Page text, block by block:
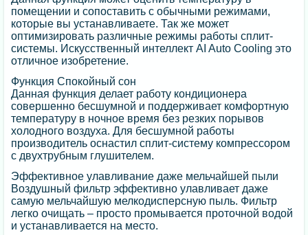
помещении и сопоставить с обычными режимами,
которые вы устанавливаете. Так же может
оптимизировать различные режимы работы сплит-
системы. Искусственный интеллект AI Auto Cooling это
отличное изобретение.
Функция Спокойный сон
Данная функция делает работу кондиционера
совершенно бесшумной и поддерживает комфортную
температуру в ночное время без резких порывов
холодного воздуха. Для бесшумной работы
производитель оснастил сплит-систему компрессором
с двухтрубным глушителем.
Эффективное улавливание даже мельчайшей пыли
Воздушный фильтр эффективно улавливает даже
самую мельчайшую мелкодисперсную пыль. Фильтр
легко очищать – просто промывается проточной водой
и устанавливается на место.